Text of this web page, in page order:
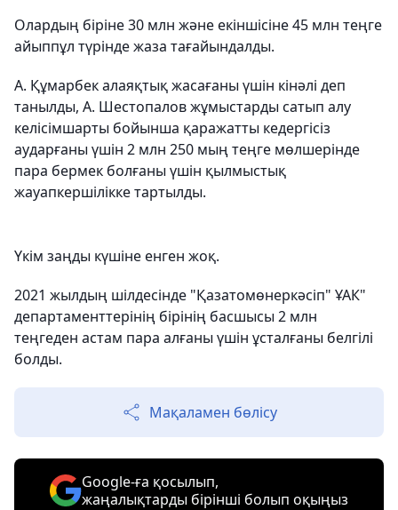
Олардың біріне 30 млн және екіншісіне 45 млн теңге
айыппұл түрінде жаза тағайындалды.
А. Құмарбек алаяқтық жасағаны үшін кінәлі деп
танылды, А. Шестопалов жұмыстарды сатып алу
келісімшарты бойынша қаражатты кедергісіз
аударғаны үшін 2 млн 250 мың теңге мөлшерінде
пара бермек болғаны үшін қылмыстық
жауапкершілікке тартылды.
Үкім заңды күшіне енген жоқ.
2021 жылдың шілдесінде "Қазатомөнеркәсіп" ҰАК"
департаменттерінің бірінің басшысы 2 млн
теңгеден астам пара алғаны үшін ұсталғаны белгілі
болды.
Мақаламен бөлісу
Google-ға қосылып,
жаңалықтарды бірінші болып оқыңыз